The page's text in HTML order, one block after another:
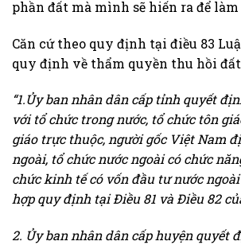
phần đất mà mình sẽ hiến ra để
Căn cứ theo quy định tại điều 83
quy định về thẩm quyền thu hồi đất
“1.Ủy ban nhân dân cấp tỉnh quyết
với tổ chức trong nước, tổ chức tôn
giáo trực thuộc, người gốc Việt Nam
ngoài, tổ chức nước ngoài có chức
chức kinh tế có vốn đầu tư nước
hợp quy định tại Điều 81 và Điều 82
2. Ủy ban nhân dân cấp huyện quyết